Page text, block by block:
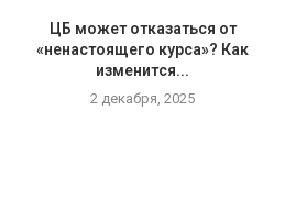
ЦБ может отказаться от
«ненастоящего курса»? Как
изменится...
2 декабря, 2025